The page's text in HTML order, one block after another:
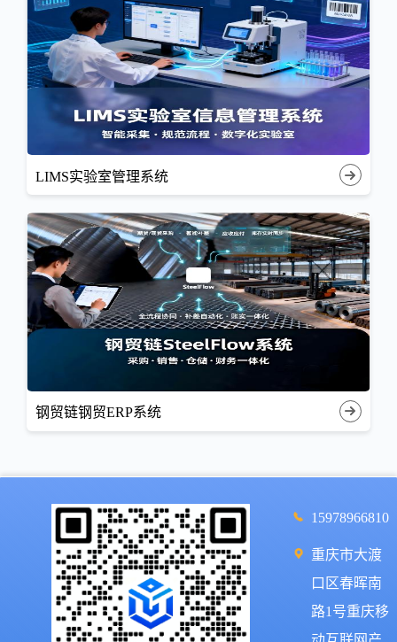
LIMS实验室管理系统
钢贸链钢贸ERP系统
15978966810
重庆市大渡
口区春晖南
路1号重庆移